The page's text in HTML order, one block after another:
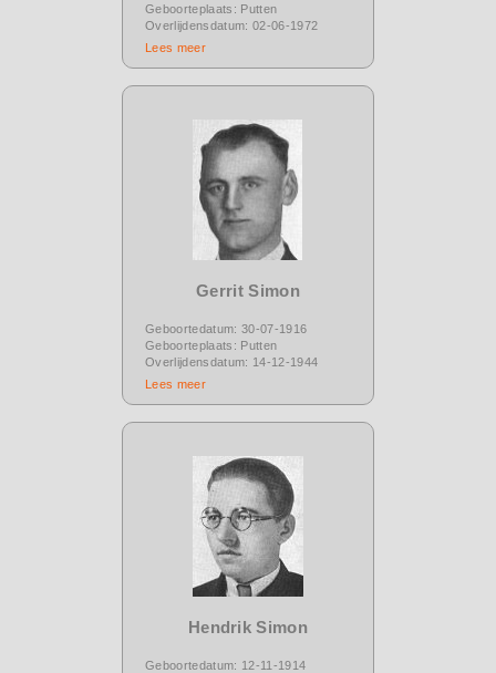
Geboorteplaats: Putten
Overlijdensdatum: 02-06-1972
Lees meer
Gerrit Simon
Geboortedatum: 30-07-1916
Geboorteplaats: Putten
Overlijdensdatum: 14-12-1944
Lees meer
Hendrik Simon
Geboortedatum: 12-11-1914